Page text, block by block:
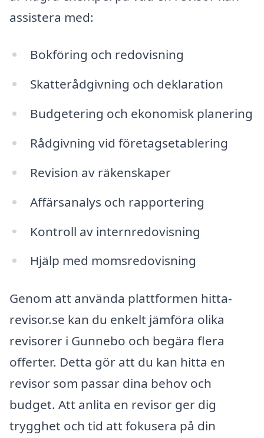
assistera med:
Bokföring och redovisning
Skatterådgivning och deklaration
Budgetering och ekonomisk planering
Rådgivning vid företagsetablering
Revision av räkenskaper
Affärsanalys och rapportering
Kontroll av internredovisning
Hjälp med momsredovisning
Genom att använda plattformen hitta-
revisor.se kan du enkelt jämföra olika
revisorer i Gunnebo och begära flera
offerter. Detta gör att du kan hitta en
revisor som passar dina behov och
budget. Att anlita en revisor ger dig
trygghet och tid att fokusera på din